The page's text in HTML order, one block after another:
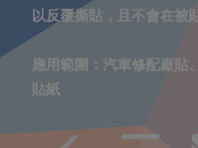
以反覆撕貼，且不會在被
應用範圍：汽車修配廠貼
貼紙